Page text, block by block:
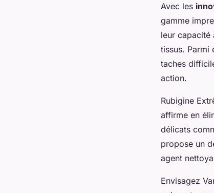
Avec les
gamme
leur capacité
tissus. Parmi
taches
action.
Rubigine
affirme en
délicats
propose un
agent
Envisagez